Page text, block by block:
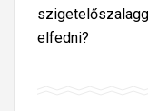
elfedni?